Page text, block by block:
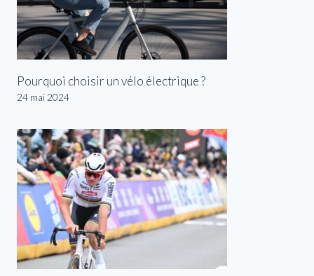
Pourquoi choisir un vélo électrique ?
24 mai 2024